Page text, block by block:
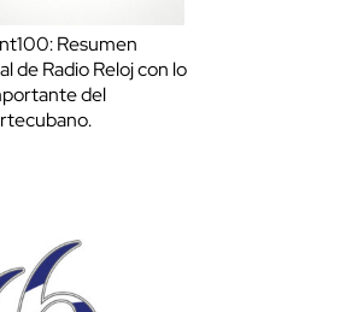
Resumen
de Radio Reloj con lo
del